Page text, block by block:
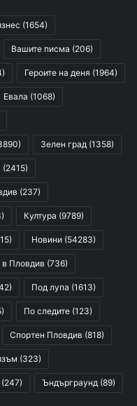
(1654)
Вашите писма (206)
Героите на деня (1964)
Евала (1068)
Зелен град (1358)
(2415)
(237)
Култура (9789)
Новини (54283)
Пловдив (736)
Под лупа (1613)
По следите (123)
Спортен Пловдив (818)
(323)
(247) Ъндърграунд (89)